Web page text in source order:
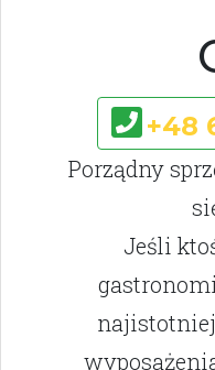
+48
Porządny
Jeśli